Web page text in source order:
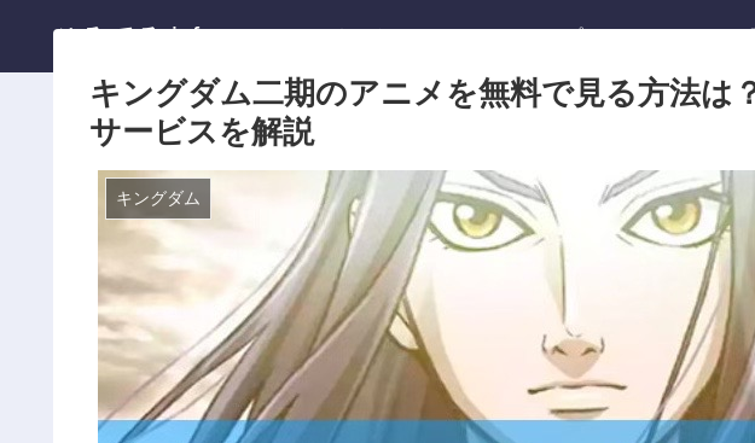
ひろてる.info ホーム ワンピース
キングダム二期のアニメを無料で見る方法は
サービスを解説
キングダム